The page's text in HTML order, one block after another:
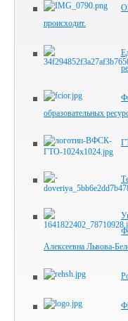
происходит.
образовательных
Алексеевна Львова-